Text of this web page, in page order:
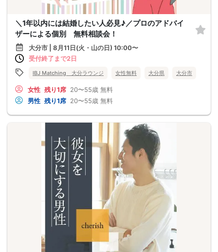
＼1年以内には結婚したい人必見♪／プロのアドバイ
ザーによる個別 無料相談会！
大分市 | 8月11日(火・山の日) 10:00〜
受付終了まで2日
IBJ Matching 大分ラウンジ 女性無料 大分県 大分市
女性 残り1席 20〜55歳 無料
男性 残り1席 20〜55歳 無料